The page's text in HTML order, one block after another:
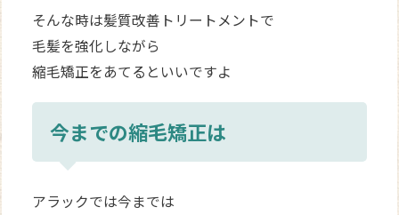
そんな時は髪質改善トリートメントで
毛髪を強化しながら
縮毛矯正をあてるといいですよ
今までの縮毛矯正は
アラックでは今までは